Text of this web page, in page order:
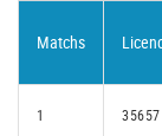
Matchs
1 35657